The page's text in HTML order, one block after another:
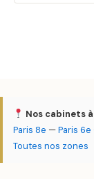
Nos cabinets
Paris 8e —Paris 6e
Toutes nos zones